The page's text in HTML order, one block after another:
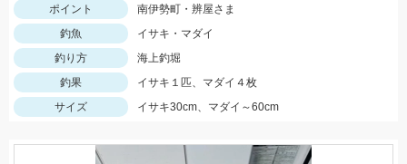
ポイント
南伊勢町・辨屋さま
釣魚
イサキ・マダイ
釣り方
海上釣堀
釣果
イサキ１匹、マダイ４枚
サイズ
イサキ30cm、マダイ～60cm